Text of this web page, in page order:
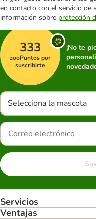
en contacto con el servicio de
información sobre protección
333
zooPuntos por
suscribirte
¡No te
Selecciona la mascota
Servicios
Ventajas